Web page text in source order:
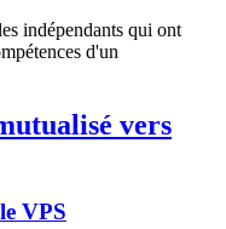
indépendants qui ont
d'un
vers
VPS